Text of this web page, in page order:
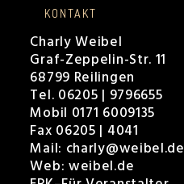
KONTAKT
Charly Weibel
Graf-Zeppelin-Str. 11
68799 Reilingen
Tel. 06205 | 9796655
Mobil 0171 6009135
Fax 06205 | 4041
Mail: charly@weibel.de
Web: weibel.de